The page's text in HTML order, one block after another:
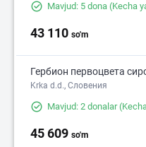
Mavjud: 5 dona (Kecha
43 110 so'm
Гербион первоцвета
Krka d.d., Словения
Mavjud: 2 donalar
45 609 so'm